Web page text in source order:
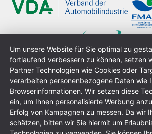
Um unsere Website für Sie optimal zu
fortlaufend verbessern zu können, setzen
Partner Technologien wie Cookies oder
verarbeiten personenbezogene Daten wie
Browserinformationen. Wir setzen diese
ein, um Ihnen personalisierte Werbung
Erfolg von Kampagnen zu messen. Da wir
schätzen, bitten wir Sie hiermit um